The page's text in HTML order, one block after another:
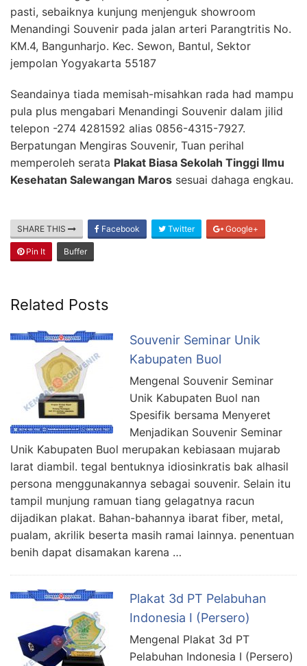
pasti, sebaiknya kunjung menjenguk showroom
Menandingi Souvenir pada jalan arteri Parangtritis No.
KM.4, Bangunharjo. Kec. Sewon, Bantul, Sektor
jempolan Yogyakarta 55187
Seandainya tiada memisah-misahkan rada had mampu
pula plus mengabari Menandingi Souvenir dalam jilid
telepon -274 4281592 alias 0856-4315-7927.
Berpatungan Mengiras Souvenir, Tuan perihal
memperoleh serata Plakat Biasa Sekolah Tinggi Ilmu
Kesehatan Salewangan Maros sesuai dahaga engkau.
SHARE THIS Facebook Twitter Google+
Pin It Buffer
Related Posts
Souvenir Seminar Unik
Kabupaten Buol
Mengenal Souvenir Seminar
Unik Kabupaten Buol nan
Spesifik bersama Menyeret
Menjadikan Souvenir Seminar
Unik Kabupaten Buol merupakan kebiasaan mujarab
larat diambil. tegal bentuknya idiosinkratis bak alhasil
persona menggunakannya sebagai souvenir. Selain itu
tampil munjung ramuan tiang gelagatnya racun
dijadikan plakat. Bahan-bahannya ibarat fiber, metal,
pualam, akrilik beserta masih ramai lainnya. penentuan
benih dapat disamakan karena …
Plakat 3d PT Pelabuhan
Indonesia I (Persero)
Mengenal Plakat 3d PT
Pelabuhan Indonesia I (Persero)